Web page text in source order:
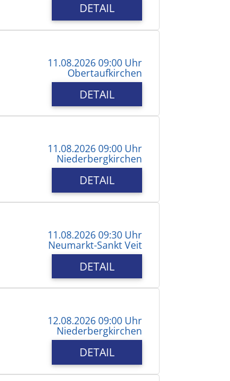
DETAIL
11.08.2026 09:00 Uhr
Obertaufkirchen
DETAIL
11.08.2026 09:00 Uhr
Niederbergkirchen
DETAIL
11.08.2026 09:30 Uhr
Neumarkt-Sankt Veit
DETAIL
12.08.2026 09:00 Uhr
Niederbergkirchen
DETAIL